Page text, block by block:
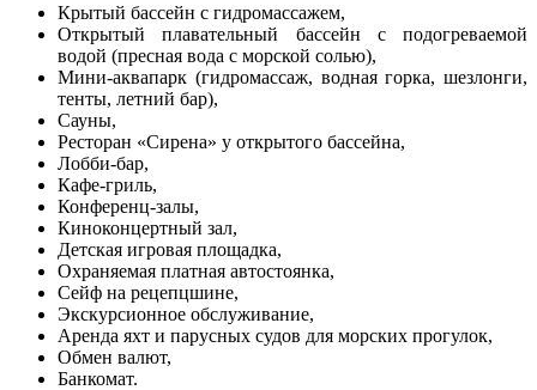
Крытый бассейн с гидромассажем,
Открытый плавательный бассейн с подогреваемой
водой (пресная вода с морской солью),
Мини-аквапарк (гидромассаж, водная горка, шезлонги,
тенты, летний бар),
Сауны,
Ресторан «Сирена» у открытого бассейна,
Лобби-бар,
Кафе-гриль,
Конференц-залы,
Киноконцертный зал,
Детская игровая площадка,
Охраняемая платная автостоянка,
Сейф на рецепцшине,
Экскурсионное обслуживание,
Аренда яхт и парусных судов для морских прогулок,
Обмен валют,
Банкомат.